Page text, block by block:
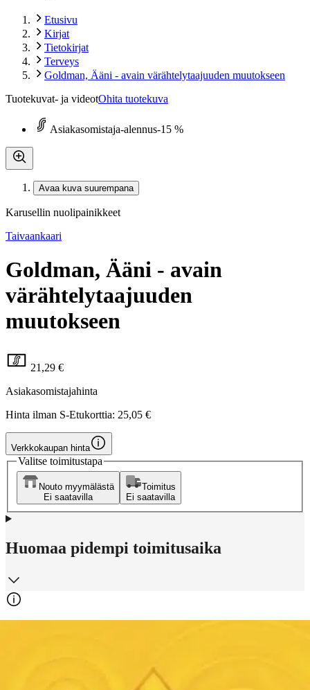
Etusivu
Kirjat
Tietokirjat
Terveys
Goldman, Ääni - avain värähtelytaajuuden muutokseen
Tuotekuvat- ja videotOhita tuotekuva
Asiakasomistaja-alennus-15 %
Avaa kuva suurempana
Karusellin nuolipainikkeet
Taivaankaari
Goldman, Ääni - avain
värähtelytaajuuden
muutokseen
21,29 €
Asiakasomistajahinta
Hinta ilman S-Etukorttia: 25,05 €
Verkkokaupan hinta
Valitse toimitustapa
Nouto myymälästä
Ei saatavilla
Toimitus
Ei saatavilla
Huomaa pidempi toimitusaika